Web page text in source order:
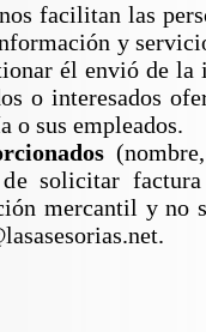
facilitan las
y
él envió de
o interesados
o sus empleados.
solicitar factura
mercantil y no